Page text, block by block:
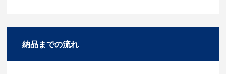
があります。Adobe illustratorのaiファイ
納品までの流れ